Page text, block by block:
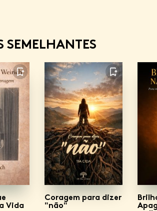
SEMELHANTES
FAVORITO
Vida
FAVORITO
Coragem para dizer
"não"